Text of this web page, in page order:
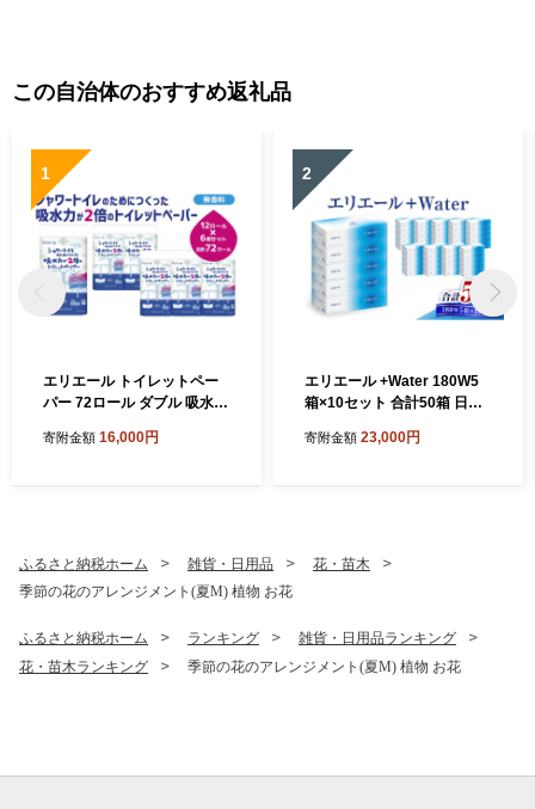
この自治体のおすすめ返礼品
1
エリエール トイレットペー
パー 72ロール ダブル 吸水2
寄附金額 16,000円
2
エリエール +Water 180W5
箱×10セット 合計50箱 日用
ュ ティッシュペーパー ボッ
寄附金額 23,000円
ふるさと納税ホーム 雑貨・日用品
花・苗木
季節の花のアレンジメント(夏M) 植物 お花
ふるさと納税ホーム ランキング
雑貨・日用品ランキング
花・苗木ランキング
季節の花のアレンジメント(夏M) 植物 お花